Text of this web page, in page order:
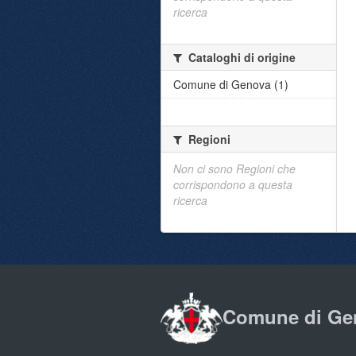
ricerca
Cataloghi di origine
Comune di Genova (1)
Regioni
Non ci sono Regioni che
corrispondono a questa
ricerca
Comune di